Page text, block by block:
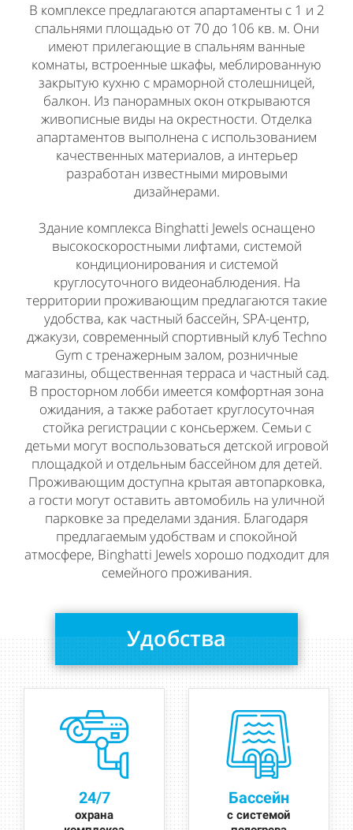
В комплексе предлагаются апартаменты с 1 и 2
спальнями площадью от 70 до 106 кв. м. Они
имеют прилегающие в спальням ванные
комнаты, встроенные шкафы, меблированную
закрытую кухню с мраморной столешницей,
балкон. Из панорамных окон открываются
живописные виды на окрестности. Отделка
апартаментов выполнена с использованием
качественных материалов, а интерьер
разработан известными мировыми
дизайнерами.
Здание комплекса Binghatti Jewels оснащено
высокоскоростными лифтами, системой
кондиционирования и системой
круглосуточного видеонаблюдения. На
территории проживающим предлагаются такие
удобства, как частный бассейн, SPA-центр,
джакузи, современный спортивный клуб Techno
Gym с тренажерным залом, розничные
магазины, общественная терраса и частный сад.
В просторном лобби имеется комфортная зона
ожидания, а также работает круглосуточная
стойка регистрации с консьержем. Семьи с
детьми могут воспользоваться детской игровой
площадкой и отдельным бассейном для детей.
Проживающим доступна крытая автопарковка,
а гости могут оставить автомобиль на уличной
парковке за пределами здания. Благодаря
предлагаемым удобствам и спокойной
атмосфере, Binghatti Jewels хорошо подходит для
семейного проживания.
Удобства
24/7
охрана
Бассейн
с системой